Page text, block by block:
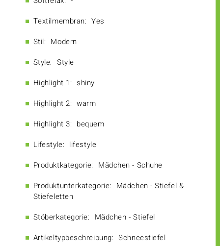
Textilmembran: Yes
Stil: Modern
Style: Style
Highlight 1: shiny
Highlight 2: warm
Highlight 3: bequem
Lifestyle: lifestyle
Produktkategorie: Mädchen - Schuhe
Produktunterkategorie: Mädchen - Stiefel &
Stiefeletten
Stöberkategorie: Mädchen - Stiefel
Artikeltypbeschreibung: Schneestiefel